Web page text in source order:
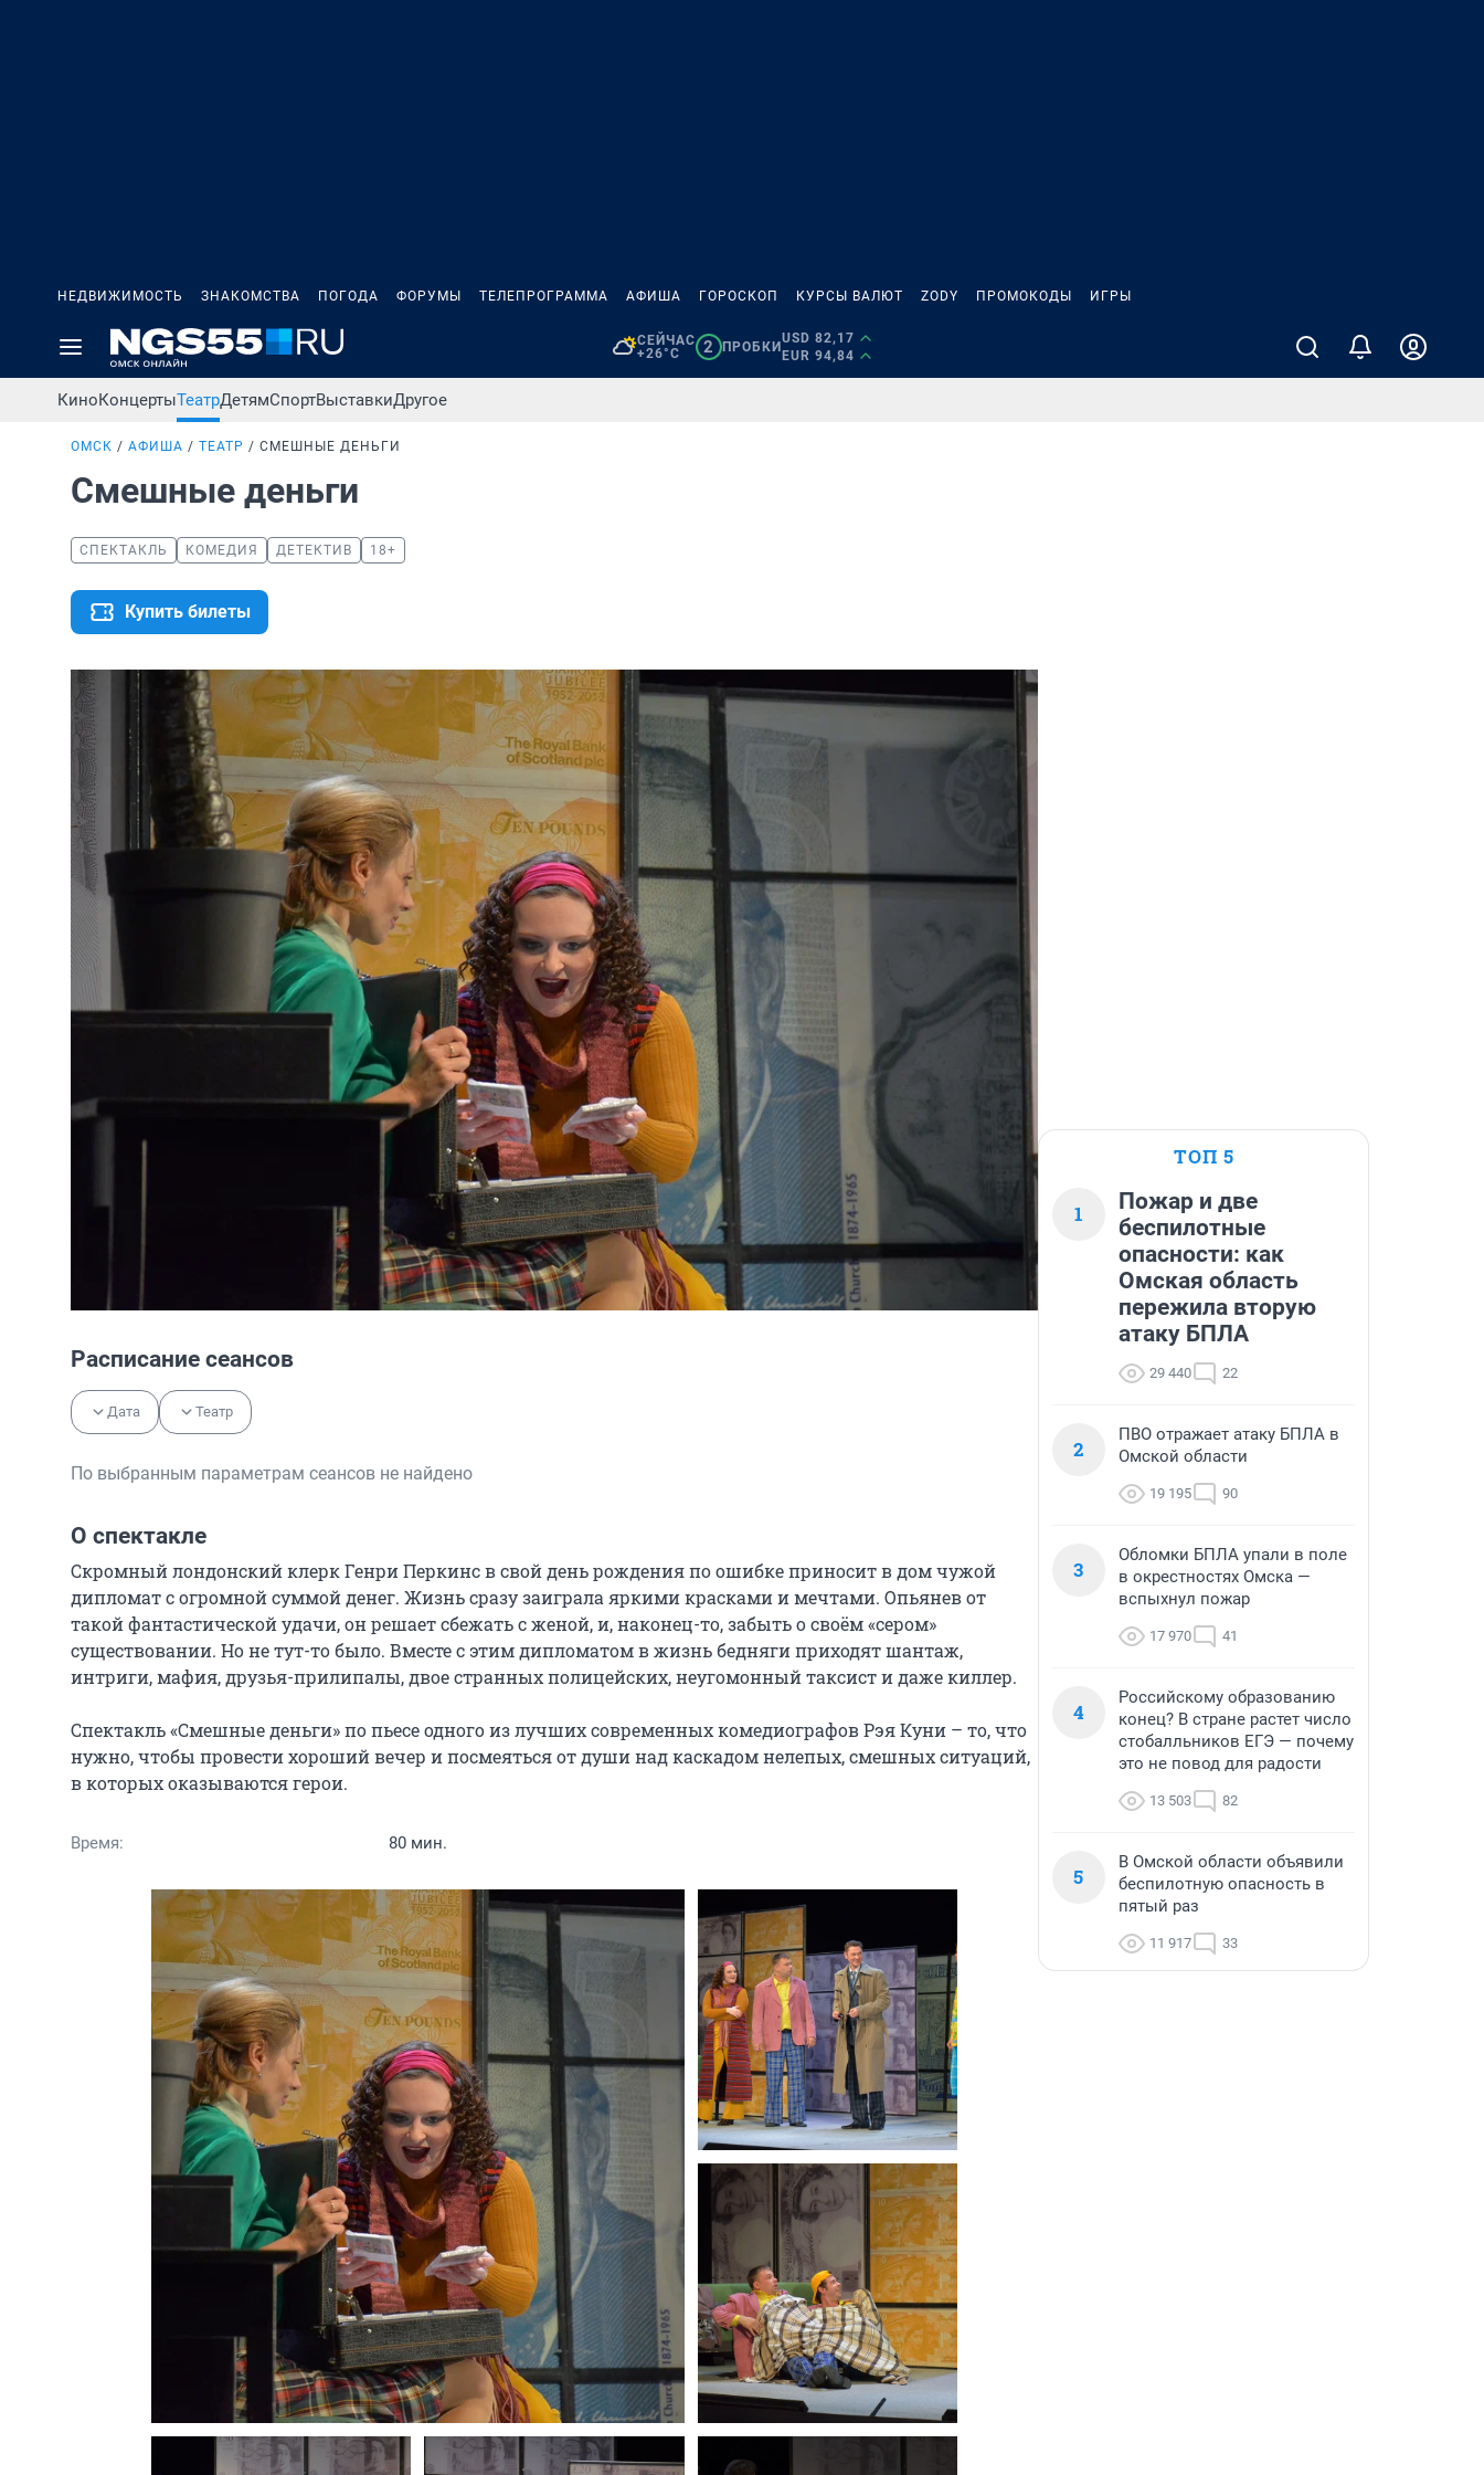
НЕДВИЖИМОСТЬ ЗНАКОМСТВА ПОГОДА ФОРУМЫ ТЕЛЕПРОГРАММА АФИША ГОРОСКОП КУРСЫ ВАЛЮТ ZODY ПРОМОКОДЫ ИГРЫ
СЕЙЧАС
+26°C
2 ПРОБКИ
USD 82,17
EUR 94,84
КиноКонцертыТеатрДетямСпортВыставкиДругое
ОМСК АФИША ТЕАТР СМЕШНЫЕ ДЕНЬГИ
Смешные деньги
СПЕКТАКЛЬ КОМЕДИЯ ДЕТЕКТИВ 18+
Купить билеты
Расписание сеансов
Дата Театр
По выбранным параметрам сеансов не найдено
О спектакле
Скромный лондонский клерк Генри Перкинс в свой день рождения по ошибке приносит в дом чужой
дипломат с огромной суммой денег. Жизнь сразу заиграла яркими красками и мечтами. Опьянев от
такой фантастической удачи, он решает сбежать с женой, и, наконец-то, забыть о своём «сером»
существовании. Но не тут-то было. Вместе с этим дипломатом в жизнь бедняги приходят шантаж,
интриги, мафия, друзья-прилипалы, двое странных полицейских, неугомонный таксист и даже киллер.
Спектакль «Смешные деньги» по пьесе одного из лучших современных комедиографов Рэя Куни – то, что
нужно, чтобы провести хороший вечер и посмеяться от души над каскадом нелепых, смешных ситуаций,
в которых оказываются герои.
Время: 80 мин.
ТОП 5
1
Пожар и две
беспилотные
опасности: как
Омская область
пережила вторую
атаку БПЛА
29 440 22
2
ПВО отражает атаку БПЛА в
Омской области
19 195 90
3
Обломки БПЛА упали в поле
в окрестностях Омска —
вспыхнул пожар
17 970 41
4
Российскому образованию
конец? В стране растет число
стобалльников ЕГЭ — почему
это не повод для радости
13 503 82
5
В Омской области объявили
беспилотную опасность в
пятый раз
11 917 33